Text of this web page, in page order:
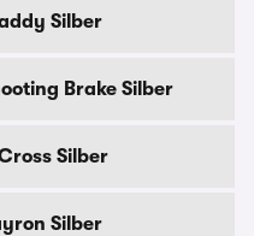
Silber
Brake Silber
Silber
Silber